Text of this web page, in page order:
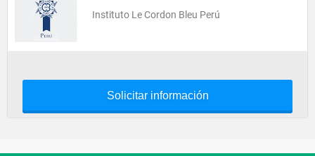
Instituto Le Cordon Bleu Perú
Solicitar información